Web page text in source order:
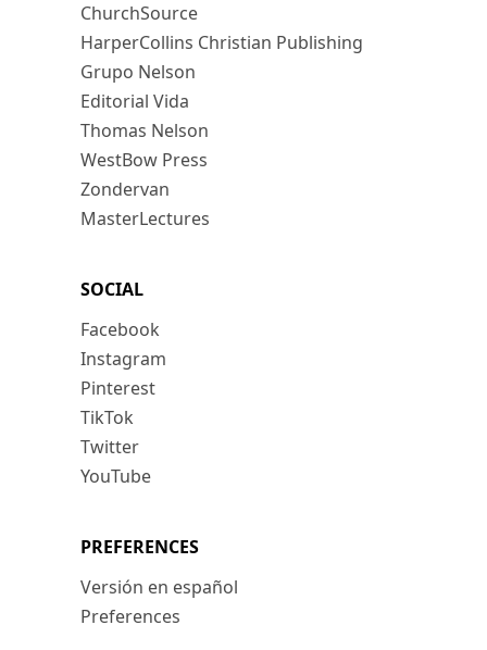
ChurchSource
HarperCollins Christian Publishing
Grupo Nelson
Editorial Vida
Thomas Nelson
WestBow Press
Zondervan
MasterLectures
SOCIAL
Facebook
Instagram
Pinterest
TikTok
Twitter
YouTube
PREFERENCES
Versión en español
Preferences